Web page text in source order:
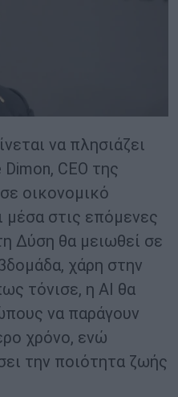
να πλησιάζει
CEO της
οικονομικό
στις επόμενες
Δύση θα μειωθεί σε
χάρη στην
τόνισε, η AI θα
να παράγουν
χρόνο, ενώ
την ποιότητα ζωής